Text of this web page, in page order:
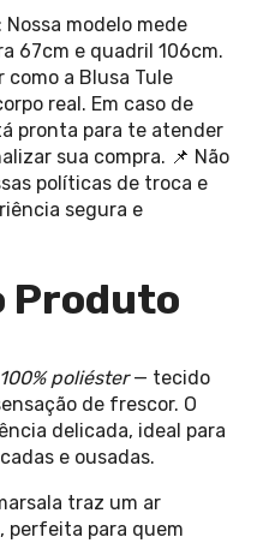
modelo mede
67cm e quadril 106cm.
como a Blusa Tule
real. Em caso de
pronta para te atender
sua compra. 📌 Não
políticas de troca e
segura e
Produto
100% poliéster— tecido
de frescor. O
delicada, ideal para
e ousadas.
traz um ar
perfeita para quem